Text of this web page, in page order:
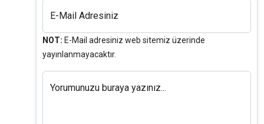
E-Mail Adresiniz
NOT: E-Mail adresiniz web sitemiz üzerinde
yayınlanmayacaktır.
Yorumunuzu buraya yazınız...